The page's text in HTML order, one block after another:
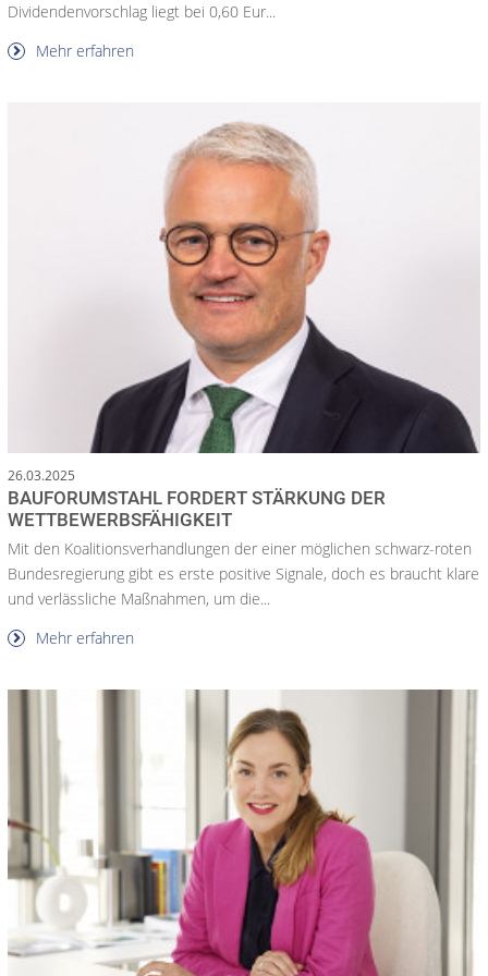
Dividendenvorschlag liegt bei 0,60 Eur...
Mehr erfahren
26.03.2025
BAUFORUMSTAHL FORDERT STÄRKUNG DER
WETTBEWERBSFÄHIGKEIT
Mit den Koalitionsverhandlungen der einer möglichen schwarz-roten
Bundesregierung gibt es erste positive Signale, doch es braucht klare
und verlässliche Maßnahmen, um die...
Mehr erfahren